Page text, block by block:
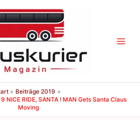
Beiträge 2019
NICE RIDE, SANTA ! MAN Gets Santa Claus
Moving